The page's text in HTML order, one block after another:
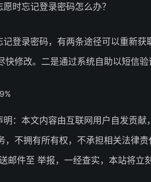
愿时忘记登录密码怎么办？
记登录密码，有两条途径可以重新
快修改。二是通过系统自助以短信验
明：本文内容由互联网用户自发贡
，不拥有所有权，不承担相关法律
邮件至 举报，一经查实，本站将立